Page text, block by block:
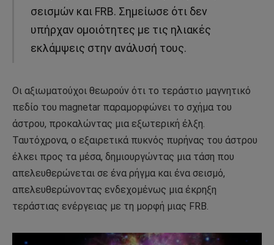
σεισμών και FRB. Σημείωσε ότι δεν
υπήρχαν ομοιότητες με τις ηλιακές
εκλάμψεις στην ανάλυσή τους.
Οι αξιωματούχοι θεωρούν ότι το τεράστιο μαγνητικό
πεδίο του magnetar παραμορφώνει το σχήμα του
άστρου, προκαλώντας μια εξωτερική έλξη.
Ταυτόχρονα, ο εξαιρετικά πυκνός πυρήνας του άστρου
έλκει προς τα μέσα, δημιουργώντας μια τάση που
απελευθερώνεται σε ένα ρήγμα και ένα σεισμό,
απελευθερώνοντας ενδεχομένως μια έκρηξη
τεράστιας ενέργειας με τη μορφή μιας FRB.